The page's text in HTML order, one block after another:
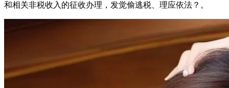
和相关非税收入的征收办理，发觉偷逃税、理应依法？。